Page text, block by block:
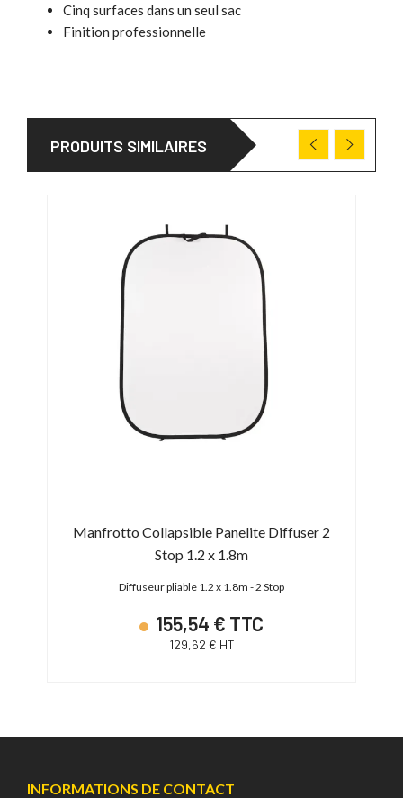
Cinq surfaces dans un seul sac
Finition professionnelle
PRODUITS SIMILAIRES
Manfrotto Collapsible Panelite Diffuser 2
Stop 1.2 x 1.8m
Diffuseur pliable 1.2 x 1.8m - 2 Stop
155,54 € TTC
129,62 € HT
INFORMATIONS DE CONTACT